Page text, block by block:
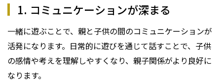
1. コミュニケーションが深まる
一緒に遊ぶことで、親と子供の間のコミュニケーションが
活発になります。日常的に遊びを通じて話すことで、子供
の感情や考えを理解しやすくなり、親子関係がより良好に
なります。